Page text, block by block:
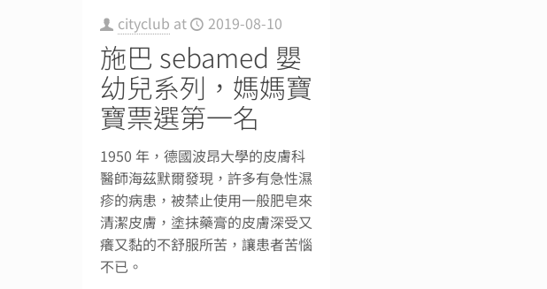
cityclub at 2019-08-10
施巴 sebamed 嬰
幼兒系列，媽媽寶
寶票選第一名
1950 年，德國波昂大學的皮膚科
醫師海茲默爾發現，許多有急性濕
疹的病患，被禁止使用一般肥皂來
清潔皮膚，塗抹藥膏的皮膚深受又
癢又黏的不舒服所苦，讓患者苦惱
不已。